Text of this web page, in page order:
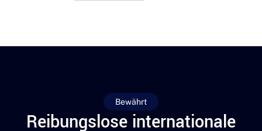
Bewährt
Reibungslose internationale